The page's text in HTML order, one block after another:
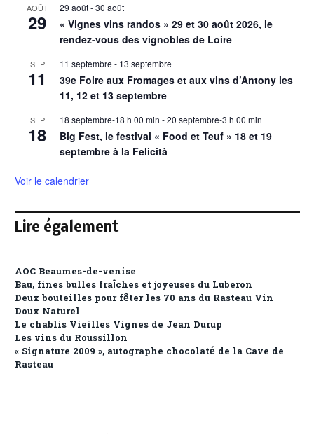
AOÛT
29
29 août-30 août
« Vignes vins randos » 29 et 30 août 2026, le
rendez-vous des vignobles de Loire
SEP
11
11 septembre - 13 septembre
39e Foire aux Fromages et aux vins d’Antony les
11, 12 et 13 septembre
SEP
18
18 septembre-18 h 00 min -20 septembre-3 h 00 min
Big Fest, le festival « Food et Teuf » 18 et 19
septembre à la Felicità
Voir le calendrier
Lire également
AOC Beaumes-de-venise
Bau, fines bulles fraîches et joyeuses du Luberon
Deux bouteilles pour fêter les 70 ans du Rasteau Vin
Doux Naturel
Le chablis Vieilles Vignes de Jean Durup
Les vins du Roussillon
« Signature 2009 », autographe chocolaté de la Cave de
Rasteau